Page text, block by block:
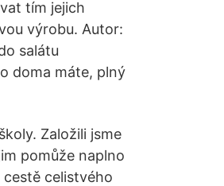
tím jejich
výrobu. Autor:
salátu
doma máte, plný
Založili jsme
pomůže naplno
celistvého